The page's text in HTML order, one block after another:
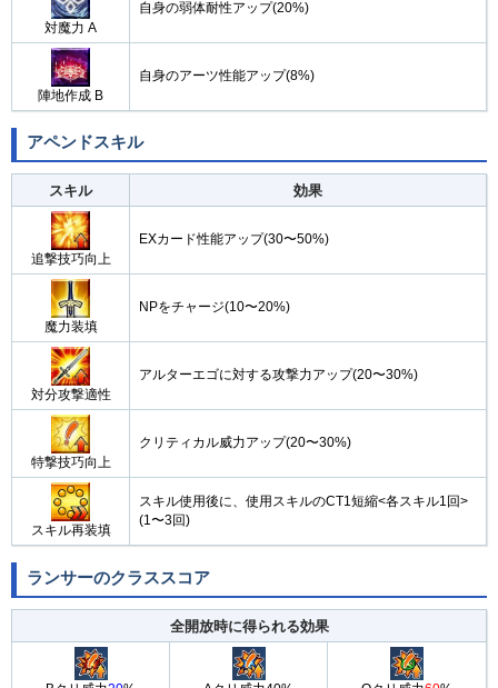
対魔力 A
自身の弱体耐性アップ(20%)
陣地作成 B
自身のアーツ性能アップ(8%)
アペンドスキル
スキル 効果
追撃技巧向上
EXカード性能アップ(30〜50%)
魔力装填
NPをチャージ(10〜20%)
対分攻撃適性
アルターエゴに対する攻撃力アップ(20〜30%)
特撃技巧向上
クリティカル威力アップ(20〜30%)
スキル再装填
スキル使用後に、使用スキルのCT1短縮<各スキル1回>
(1〜3回)
ランサーのクラススコア
全開放時に得られる効果